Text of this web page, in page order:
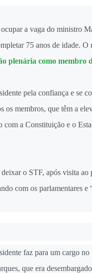
ocupar a vaga do ministro
75 anos de idade.
plenária como membro
pela confiança e se
os membros, que têm a
a Constituição e o
o STF, após visita
com os parlamentares
faz para um cargo
que era